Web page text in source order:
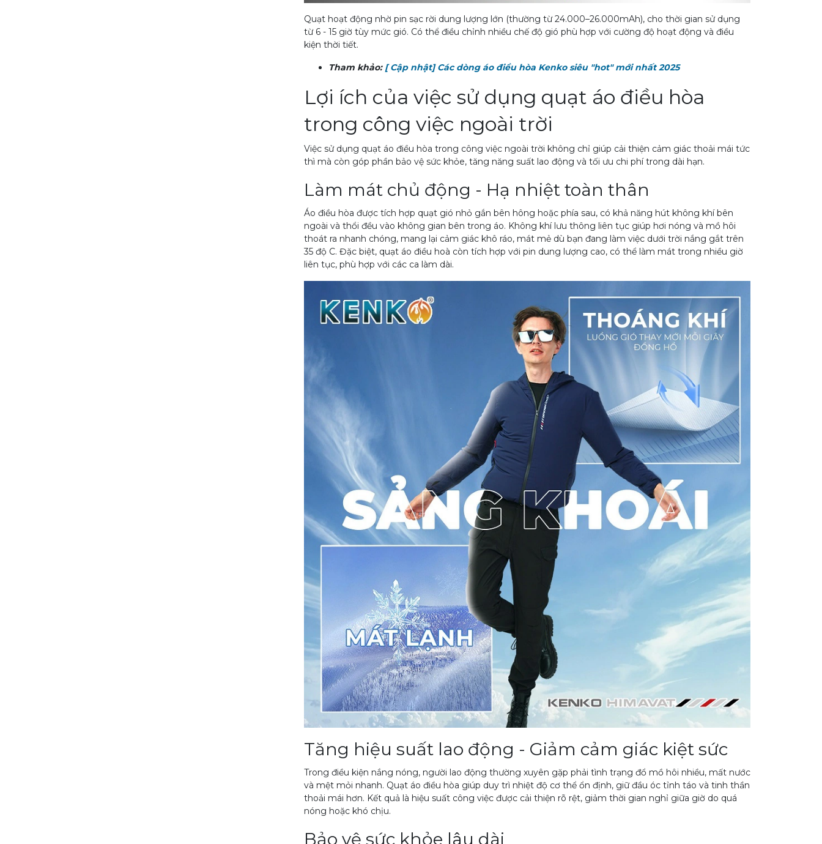
Quạt hoạt động nhờ pin sạc rời dung lượng lớn (thường từ 24.000–26.000mAh), cho thời gian sử dụng
từ 6 - 15 giờ tùy mức gió. Có thể điều chỉnh nhiều chế độ gió phù hợp với cường độ hoạt động và điều
kiện thời tiết.
Tham khảo: [ Cập nhật] Các dòng áo điều hòa Kenko siêu "hot" mới nhất 2025
Lợi ích của việc sử dụng quạt áo điều hòa
trong công việc ngoài trời
Việc sử dụng quạt áo điều hòa trong công việc ngoài trời không chỉ giúp cải thiện cảm giác thoải mái tức
thì mà còn góp phần bảo vệ sức khỏe, tăng năng suất lao động và tối ưu chi phí trong dài hạn.
Làm mát chủ động - Hạ nhiệt toàn thân
Áo điều hòa được tích hợp quạt gió nhỏ gắn bên hông hoặc phía sau, có khả năng hút không khí bên
ngoài và thổi đều vào không gian bên trong áo. Không khí lưu thông liên tục giúp hơi nóng và mồ hôi
thoát ra nhanh chóng, mang lại cảm giác khô ráo, mát mẻ dù bạn đang làm việc dưới trời nắng gắt trên
35 độ C. Đặc biệt, quạt áo điều hoà còn tích hợp với pin dung lượng cao, có thể làm mát trong nhiều giờ
liên tục, phù hợp với các ca làm dài.
Tăng hiệu suất lao động - Giảm cảm giác kiệt sức
Trong điều kiện nắng nóng, người lao động thường xuyên gặp phải tình trạng đổ mồ hôi nhiều, mất nước
và mệt mỏi nhanh. Quạt áo điều hòa giúp duy trì nhiệt độ cơ thể ổn định, giữ đầu óc tỉnh táo và tinh thần
thoải mái hơn. Kết quả là hiệu suất công việc được cải thiện rõ rệt, giảm thời gian nghỉ giữa giờ do quá
nóng hoặc khó chịu.
Bảo vệ sức khỏe lâu dài